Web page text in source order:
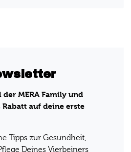
MERA Family und
auf deine erste
Tipps zur Gesundheit,
Deines Vierbeiners